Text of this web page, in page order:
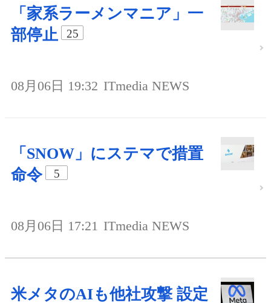
「家系ラーメンマニア」一
部停止
25
08月06日 19:32 ITmedia NEWS
「SNOW」にステマで措置
命令
5
08月06日 17:21 ITmedia NEWS
米メタのAIも他社攻撃 設定